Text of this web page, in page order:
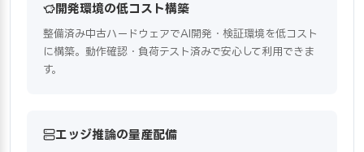
開発環境の低コスト構築
整備済み中古ハードウェアでAI開発・検証環境を低コスト
に構築。動作確認・負荷テスト済みで安心して利用できま
す。
エッジ推論の量産配備